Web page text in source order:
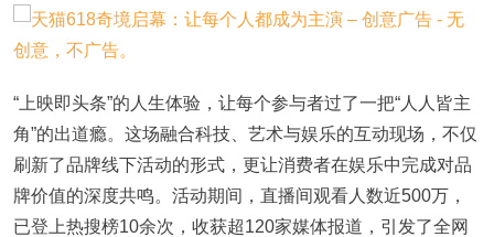
“上映即头条”的人生体验，让每个参与者过了一把“人人皆主
角”的出道瘾。这场融合科技、艺术与娱乐的互动现场，不仅
刷新了品牌线下活动的形式，更让消费者在娱乐中完成对品
牌价值的深度共鸣。活动期间，直播间观看人数近500万，
已登上热搜榜10余次，收获超120家媒体报道，引发了全网